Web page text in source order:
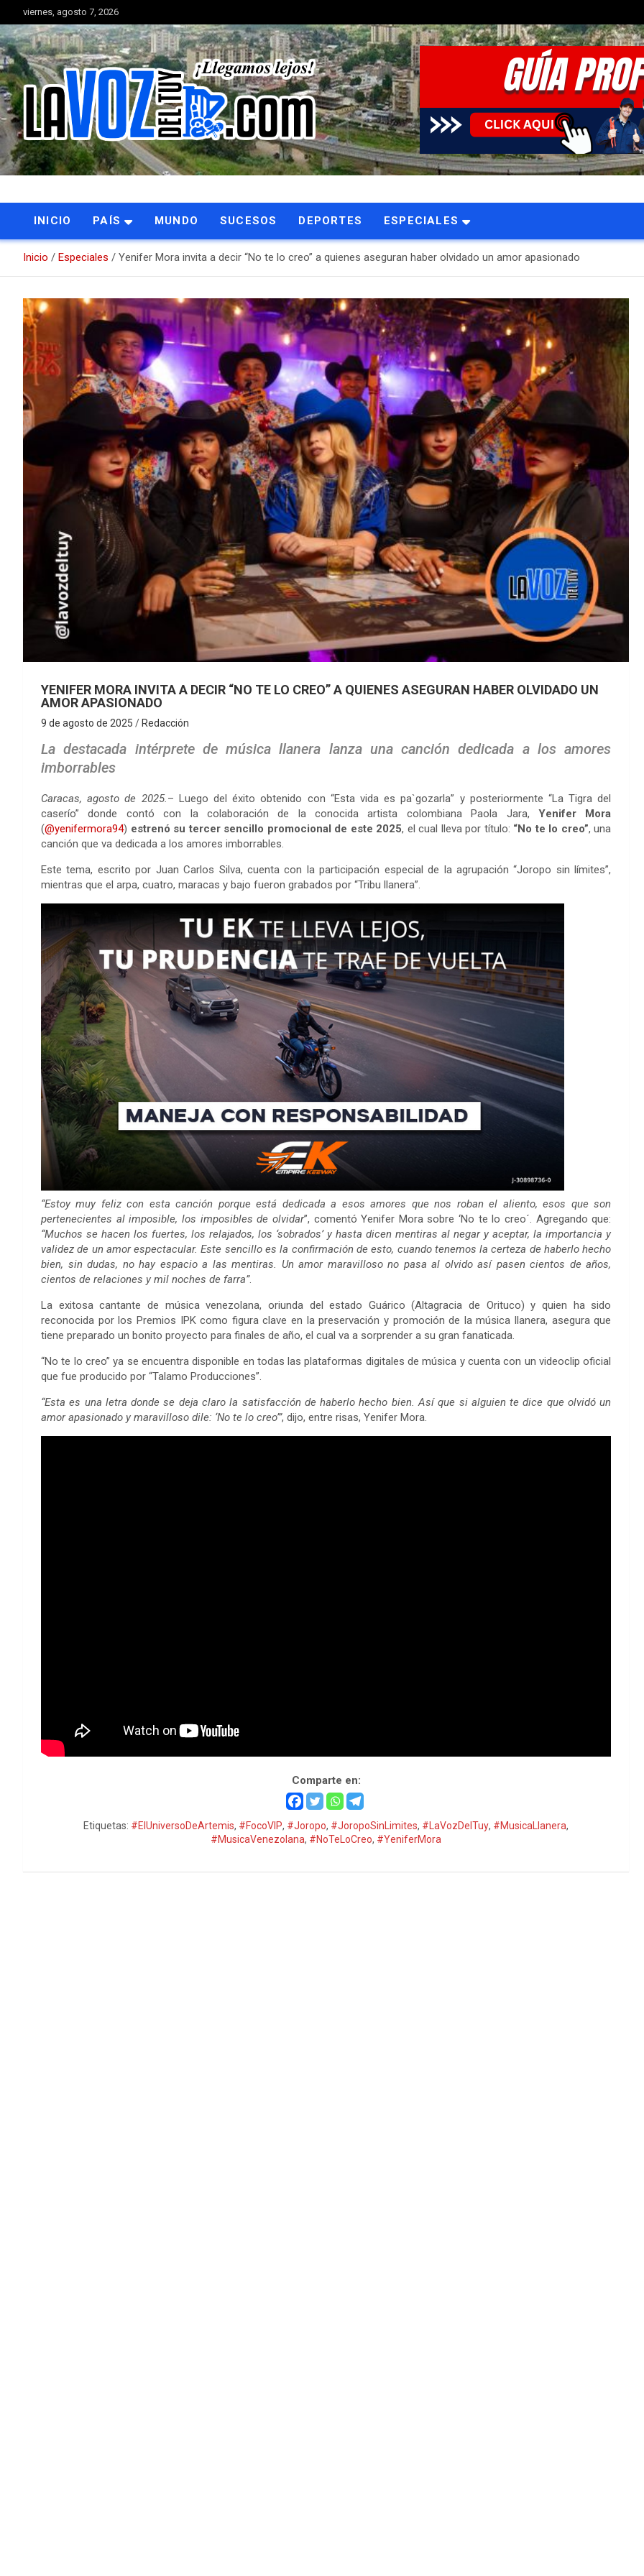
al
contenido
viernes, agosto 7, 2026
La Voz del Tuy
Portal de noticias
INICIO PAÍS MUNDO SUCESOS DEPORTES ESPECIALES
Inicio Especiales Yenifer Mora invita a decir “No te lo creo” a quienes aseguran haber olvidado un amor apasionado
YENIFER MORA INVITA A DECIR “NO TE LO CREO” A QUIENES ASEGURAN HABER OLVIDADO UN
AMOR APASIONADO
9 de agosto de 2025 Redacción
La destacada intérprete de música llanera lanza una canción dedicada a los amores
imborrables
Caracas, agosto de 2025.– Luego del éxito obtenido con “Esta vida es pa`gozarla” y posteriormente “La Tigra del
caserío” donde contó con la colaboración de la conocida artista colombiana Paola Jara, Yenifer Mora
(@yenifermora94) estrenó su tercer sencillo promocional de este 2025, el cual lleva por título: “No te lo creo”, una
canción que va dedicada a los amores imborrables.
Este tema, escrito por Juan Carlos Silva, cuenta con la participación especial de la agrupación “Joropo sin límites”,
mientras que el arpa, cuatro, maracas y bajo fueron grabados por “Tribu llanera”.
“Estoy muy feliz con esta canción porque está dedicada a esos amores que nos roban el aliento, esos que son
pertenecientes al imposible, los imposibles de olvidar”, comentó Yenifer Mora sobre ‘No te lo creo´. Agregando que:
“Muchos se hacen los fuertes, los relajados, los ‘sobrados’ y hasta dicen mentiras al negar y aceptar, la importancia y
validez de un amor espectacular. Este sencillo es la confirmación de esto, cuando tenemos la certeza de haberlo hecho
bien, sin dudas, no hay espacio a las mentiras. Un amor maravilloso no pasa al olvido así pasen cientos de años,
cientos de relaciones y mil noches de farra”.
La exitosa cantante de música venezolana, oriunda del estado Guárico (Altagracia de Orituco) y quien ha sido
reconocida por los Premios IPK como figura clave en la preservación y promoción de la música llanera, asegura que
tiene preparado un bonito proyecto para finales de año, el cual va a sorprender a su gran fanaticada.
“No te lo creo” ya se encuentra disponible en todas las plataformas digitales de música y cuenta con un videoclip oficial
que fue producido por “Talamo Producciones”.
“Esta es una letra donde se deja claro la satisfacción de haberlo hecho bien. Así que si alguien te dice que olvidó un
amor apasionado y maravilloso dile: ‘No te lo creo’”, dijo, entre risas, Yenifer Mora.
Comparte en:
Etiquetas: #ElUniversoDeArtemis, #FocoVIP, #Joropo, #JoropoSinLimites, #LaVozDelTuy, #MusicaLlanera,
#MusicaVenezolana, #NoTeLoCreo, #YeniferMora